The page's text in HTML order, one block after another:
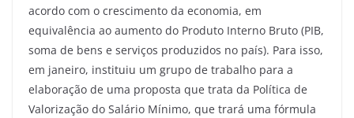
acordo com o crescimento da economia, em
equivalência ao aumento do Produto Interno Bruto (PIB,
soma de bens e serviços produzidos no país). Para isso,
em janeiro, instituiu um grupo de trabalho para a
elaboração de uma proposta que trata da Política de
Valorização do Salário Mínimo, que trará uma fórmula